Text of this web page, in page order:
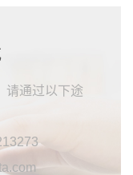
请通过以下途